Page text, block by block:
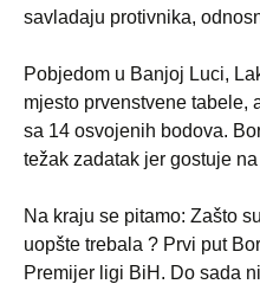
savladaju protivnika,
Pobjedom u Banjoj Luci,
mjesto prvenstvene tabele,
sa 14 osvojenih bodova.
težak zadatak jer gostuje
Na kraju se pitamo: Zašto
uopšte trebala ? Prvi put
Premijer ligi BiH. Do sada